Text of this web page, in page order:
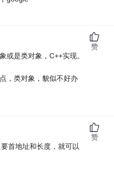
或是类对象，C++实现。
，类对象，貌似不好办
赞
首地址和长度，就可以
赞